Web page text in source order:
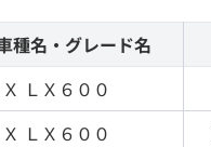
種名・グレード名
ＬＸ６００
ＬＸ６００